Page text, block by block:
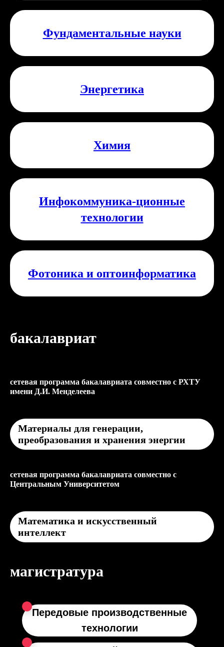
Фундаментальные науки
Энергетика
Химия
Инфокоммуника-ционные
технологии
Фотоника и оптоинформатика
бакалавриат
сетевая программа бакалавриата совместно с РХТУ
имени Д.И. Менделеева
Материалы для генерации,
преобразования и хранения энергии
сетевая программа бакалавриата совместно с
Центральным Университетом
Математика и искусственный
интеллект
магистратура
Передовые производственные
технологии